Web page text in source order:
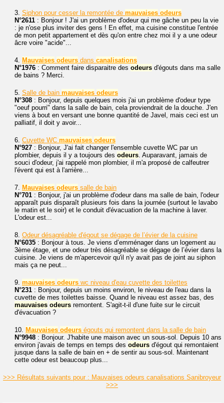
3. Siphon pour cesser la remontée de mauvaises odeurs
N°2611 : Bonjour ! J'ai un problème d'odeur qui me gâche un peu la vie
: je n'ose plus inviter des gens ! En effet, ma cuisine constitue l'entrée
de mon petit appartement et dès qu'on entre chez moi il y a une odeur
âcre voire "acide"...
4. Mauvaises odeurs dans canalisations
N°1976 : Comment faire disparaitre des odeurs d'égouts dans ma salle
de bains ? Merci.
5. Salle de bain mauvaises odeurs
N°308 : Bonjour, depuis quelques mois j'ai un problème d'odeur type
"oeuf pourri" dans la salle de bain, cela proviendrait de la douche. J'en
viens à bout en versant une bonne quantité de Javel, mais ceci est un
palliatif, il doit y avoir...
6. Cuvette WC mauvaises odeurs
N°927 : Bonjour, J'ai fait changer l'ensemble cuvette WC par un
plombier, depuis il y a toujours des odeurs. Auparavant, jamais de
souci d'odeur, j'ai rappelé mon plombier, il m'a proposé de calfeutrer
l'évent qui est à l'arrière...
7. Mauvaises odeurs salle de bain
N°701 : Bonjour, j'ai un problème d'odeur dans ma salle de bain, l'odeur
apparaît puis disparaît plusieurs fois dans la journée (surtout le lavabo
le matin et le soir) et le conduit d'évacuation de la machine à laver.
L'odeur est...
8. Odeur désagréable d'égout se dégage de l’évier de la cuisine
N°6035 : Bonjour à tous. Je viens d’emménager dans un logement au
3ème étage, et une odeur très désagréable se dégage de l’évier dans la
cuisine. Je viens de m'apercevoir qu'il n'y avait pas de joint au siphon
mais ça ne peut...
9. mauvaises odeurs wc niveau d'eau cuvette des toilettes
N°231 : Bonjour, depuis un moins environ, le niveau de l'eau dans la
cuvette de mes toilettes baisse. Quand le niveau est assez bas, des
mauvaises odeurs remontent. S'agit-t-il d'une fuite sur le circuit
d'évacuation ?
10. Mauvaises odeurs égouts qui remontent dans la salle de bain
N°9948 : Bonjour. J'habite une maison avec un sous-sol. Depuis 10 ans
environ j'avais de temps en temps des odeurs d'égout qui remontaient
jusque dans la salle de bain en + de sentir au sous-sol. Maintenant
cette odeur est beaucoup plus...
>>> Résultats suivants pour : Mauvaises odeurs canalisations Sanibroyeur
>>>